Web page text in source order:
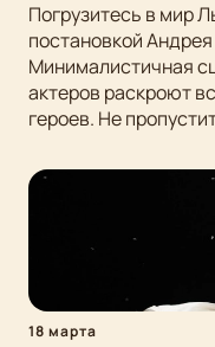
Погрузитесь в мир
постановкой
Минималистичная
актеров раскроют
героев. Не
18 марта